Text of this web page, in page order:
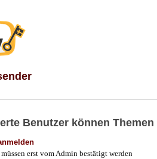
Benutzer können
erst vom Admin bestätigt werden